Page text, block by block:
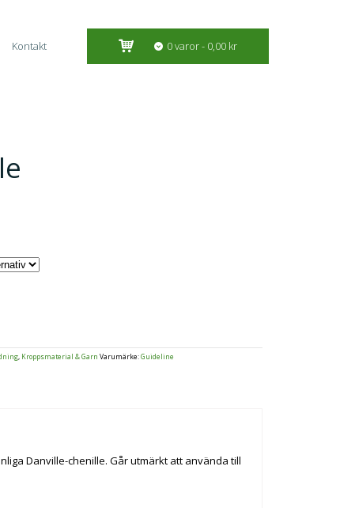
Kontakt 0 varor 0,00 kr
, Kroppsmaterial & Garn Varumärke:Guideline
Danville-chenille. Går utmärkt att använda till